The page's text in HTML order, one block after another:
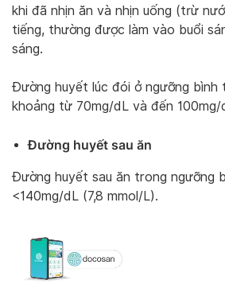
khi đã nhịn ăn và nhịn uống (trừ
tiếng, thường được làm vào buổi
sáng.
Đường huyết lúc đói ở ngưỡng bình
khoảng từ 70mg/dL và đến
Đường huyết sau ăn
Đường huyết sau ăn trong ngưỡng
<140mg/dL (7,8 mmol/L).